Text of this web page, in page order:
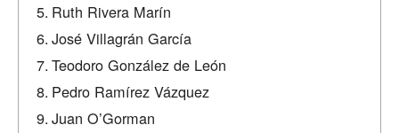
Ruth Rivera Marín
José Villagrán García
Teodoro González de León
Pedro Ramírez Vázquez
Juan O’Gorman